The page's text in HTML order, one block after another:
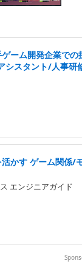
ーム開発企業での
シスタント/人事研
かす ゲーム関係/
エンジニアガイド